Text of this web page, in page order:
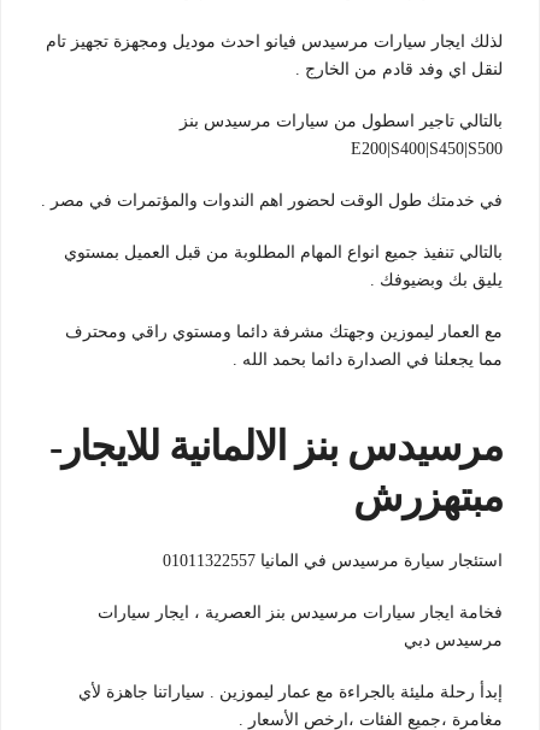
لذلك ايجار سيارات مرسيدس فيانو احدث موديل ومجهزة تجهيز تام
لنقل اي وفد قادم من الخارج .
بالتالي تاجير اسطول من سيارات مرسيدس بنز
E200|S400|S450|S500
في خدمتك طول الوقت لحضور اهم الندوات والمؤتمرات في مصر .
بالتالي تنفيذ جميع انواع المهام المطلوبة من قبل العميل بمستوي
يليق بك وبضيوفك .
مع العمار ليموزين وجهتك مشرفة دائما ومستوي راقي ومحترف
مما يجعلنا في الصدارة دائما بحمد الله .
مرسيدس بنز الالمانية للايجار-
مبتهزرش
استئجار سيارة مرسيدس في المانيا 01011322557
فخامة ايجار سيارات مرسيدس بنز العصرية ، ايجار سيارات
مرسيدس دبي
إبدأ رحلة مليئة بالجراءة مع عمار ليموزين . سياراتنا جاهزة لأي
مغامرة ،جميع الفئات ،ارخص الأسعار .